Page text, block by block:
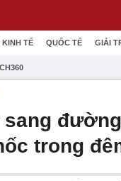
KINH TẾ QUỐC TẾ GIẢI
sang
trong